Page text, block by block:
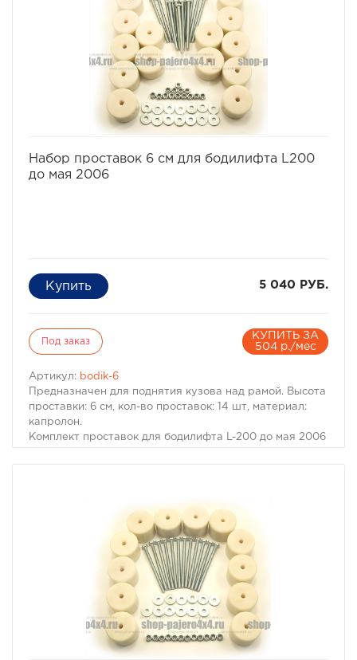
входят сами проставки, а также болты, гайки и шайбы
Характеристики Комплекта проставок для бодилифта
L-200 с мая 2006:
· Высота проставки: 6 см
· Кол-во проставок: 14 шт
· Материал: капролон
Набор проставок 6 см для бодилифта L200
до мая 2006
5 040 РУБ.
Под заказ
КУПИТЬ ЗА
504 р./мес
Артикул: bodik-6
Предназначен для поднятия кузова над рамой. Высота
проставки: 6 см, кол-во проставок: 14 шт, материал:
капролон.
Комплект проставок для бодилифта L-200 до мая 2006
В комплект проставок для бодилифта L-200 до мая
2006 входят сами проставки, а также а также болты,
гайки и шайбы для крепления.
Характеристики Комплекта проставок для бодилифта
L-200 до мая 2006:
· Высота проставки: 6 см
· Кол-во проставок: 14 шт
· Материал: капролон